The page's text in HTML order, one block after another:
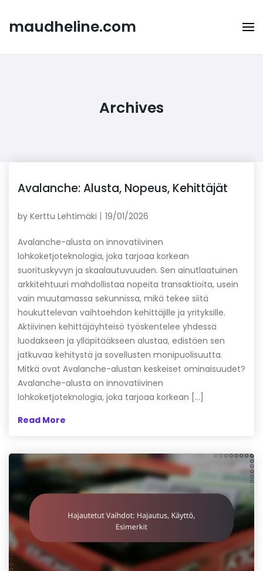
content
maudheline.com
Archives
Avalanche: Alusta, Nopeus, Kehittäjät
by Kerttu Lehtimäki 19/01/2026
Avalanche-alusta on innovatiivinen
lohkoketjoteknologia, joka tarjoaa korkean
suorituskyvyn ja skaalautuvuuden. Sen ainutlaatuinen
arkkitehtuuri mahdollistaa nopeita transaktioita, usein
vain muutamassa sekunnissa, mikä tekee siitä
houkuttelevan vaihtoehdon kehittäjille ja yrityksille.
Aktiivinen kehittäjäyhteisö työskentelee yhdessä
luodakseen ja ylläpitääkseen alustaa, edistäen sen
jatkuvaa kehitystä ja sovellusten monipuolisuutta.
Mitkä ovat Avalanche-alustan keskeiset ominaisuudet?
Avalanche-alusta on innovatiivinen
lohkoketjoteknologia, joka tarjoaa korkean […]
Read More